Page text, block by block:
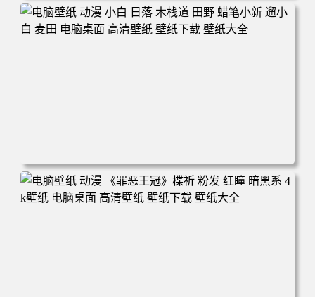
电脑壁纸 可爱动物 喵 喵星人 猫 猫咪 萌宠 电脑桌面 高清壁
纸 壁纸下载 壁纸大全
电脑壁纸 动漫 小白 日落 木栈道 田野 蜡笔小新 遛小白 麦田
电脑桌面 高清壁纸 壁纸下载 壁纸大全